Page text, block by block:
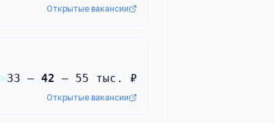
Открытые вакансии
33 — 42 — 55 тыс. ₽
Открытые вакансии